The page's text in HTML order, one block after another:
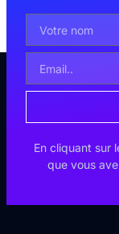
En cliquant sur
que vous